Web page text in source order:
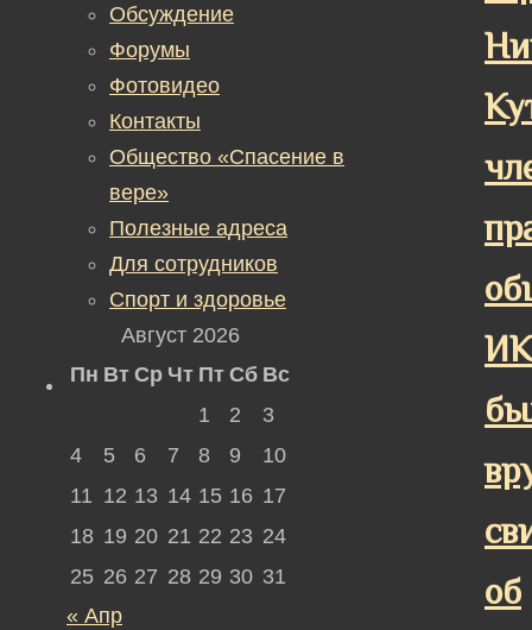
об
Обсуждение
Форумы
Фотовидео
Контакты
Общество «Спасение в
вере»
Полезные адреса
Для сотрудников
Спорт и здоровье
Август 2026
Пн Вт Ср Чт Пт Сб Вс
1
2
3
4
5 6 7 8 9
10
11 12 13 14 15 16 17
18 19 20 21 22 23 24
25 26 27 28 29 30 31
« Апр